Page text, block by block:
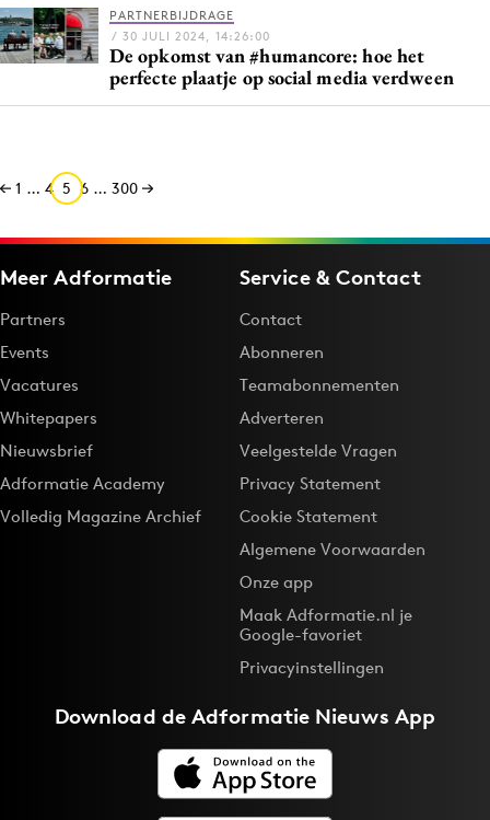
PARTNERBIJDRAGE
/ 30 JULI 2024, 14:26:00
De opkomst van #humancore: hoe het
perfecte plaatje op social media verdween
1 … 4 5 6 … 300
Meer Adformatie
Partners
Events
Vacatures
Whitepapers
Nieuwsbrief
Adformatie Academy
Volledig Magazine Archief
Service & Contact
Contact
Abonneren
Teamabonnementen
Adverteren
Veelgestelde Vragen
Privacy Statement
Cookie Statement
Algemene Voorwaarden
Onze app
Maak Adformatie.nl je
Google-favoriet
Privacyinstellingen
Download deAdformatie Nieuws App